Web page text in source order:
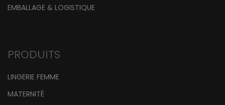
EMBALLAGE & LOGISTIQUE
PRODUITS
LINGERIE FEMME
MATERNITÉ